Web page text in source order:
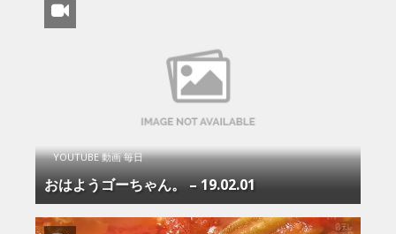
YOUTUBE 動画 毎日
おはようゴーちゃん。 – 19.02.01